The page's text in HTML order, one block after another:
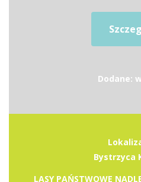
Dodane:
Bystrzyca
LASY PAŃSTWOWE